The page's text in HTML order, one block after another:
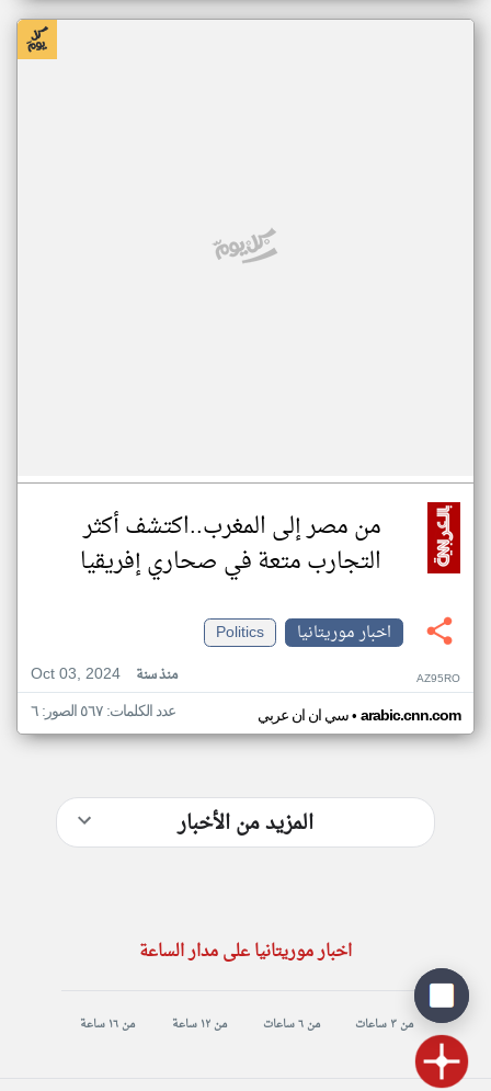
من مصر إلى المغرب..اكتشف أكثر
التجارب متعة في صحاري إفريقيا
اخبار موريتانيا
Politics
Oct 03, 2024
منذ سنة AZ95RO
سي ان ان عربي• arabic.cnn.com عدد الكلمات: ٥٦٧ الصور: ٦
المزيد من الأخبار
اخبار موريتانيا على مدار الساعة
من ٣ ساعات من ٦ ساعات من ١٢ ساعة من ١٦ ساعة